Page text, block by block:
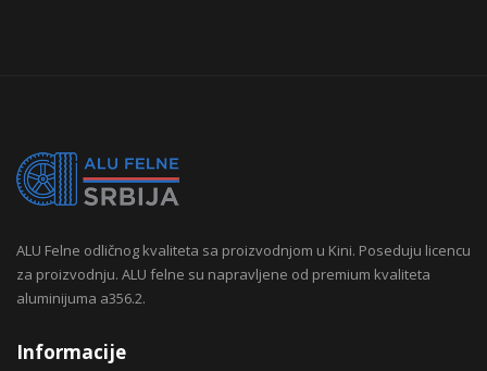
ALU Felne odličnog kvaliteta sa proizvodnjom u Kini. Poseduju licencu
za proizvodnju. ALU felne su napravljene od premium kvaliteta
aluminijuma a356.2.
Informacije